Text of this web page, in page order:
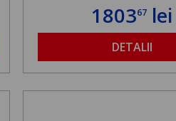
de 500 kg și înălțime
180367 lei
DETALII